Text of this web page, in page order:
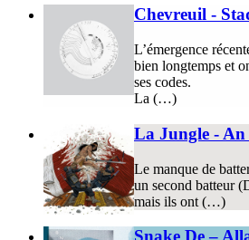
Chevreuil -
L’émergence
bien longtemps et
ses codes.
La (…)
La Jungle -
Le manque de
un second batteur
mais ils ont (…)